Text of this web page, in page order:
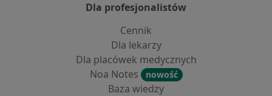
Dla profesjonalistów
Cennik
Dla lekarzy
Dla placówek medycznych
Noa Notes
nowość
Baza wiedzy